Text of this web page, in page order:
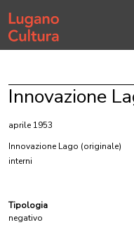
Home page
Innovazione
aprile 1953
Innovazione Lago (originale)
interni
Tipologia
negativo